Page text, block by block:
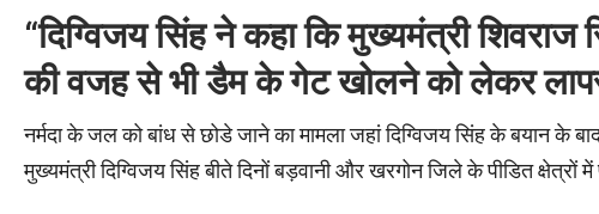
“दिग्विजय सिंह ने कहा कि मुख्यमंत्री
की वजह से भी डैम के गेट खोलने को लेकर
नर्मदा के जल को बांध से छोडे जाने का मामला जहां दिग्विजय सिंह के बयान के
मुख्यमंत्री दिग्विजय सिंह बीते दिनों बड़वानी और खरगोन जिले के पीडित क्षेत्रों